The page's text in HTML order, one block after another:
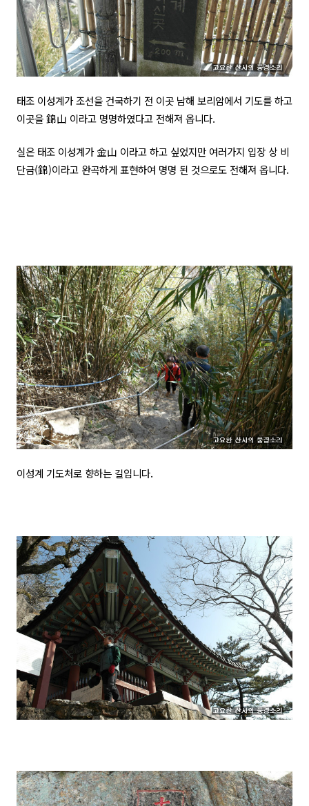
태조 이성계가 조선을 건국하기 전 이곳 남해 보리암에서 기도를 하고
이곳을 錦山 이라고 명명하였다고 전해져 옵니다.
실은 태조 이성계가 金山 이라고 하고 싶었지만 여러가지 입장 상 비
단금(錦)이라고 완곡하게 표현하여 명명 된 것으로도 전해져 옵니다.
이성계 기도처로 향하는 길입니다.